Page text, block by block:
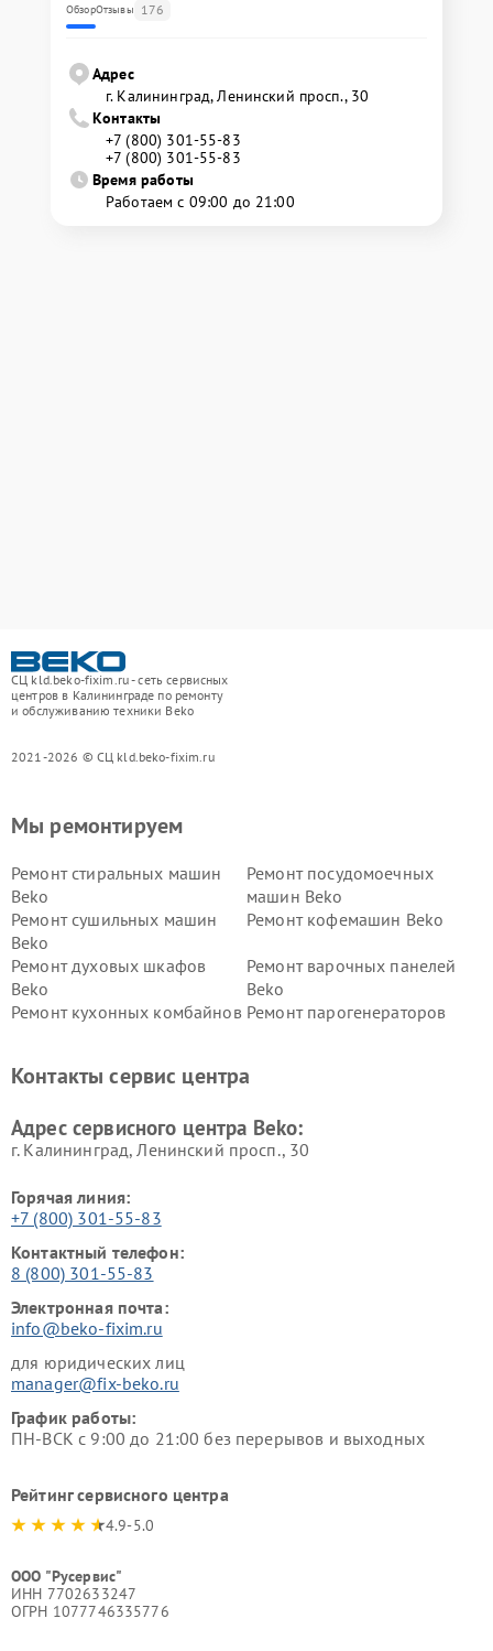
ОбзорОтзывы 176
Адрес
г. Калининград, Ленинский просп., 30
Контакты
+7 (800) 301-55-83
+7 (800) 301-55-83
Время работы
Работаем с 09:00 до 21:00
СЦ kld.beko-fixim.ru - сеть сервисных
центров в Калининграде по ремонту
и обслуживанию техники Beko
2021-2026 © СЦ kld.beko-fixim.ru
Мы ремонтируем
Ремонт стиральных машин
Beko
Ремонт посудомоечных
машин Beko
Ремонт сушильных машин
Beko
Ремонт кофемашин Beko
Ремонт духовых шкафов
Beko
Ремонт варочных панелей
Beko
Ремонт кухонных комбайнов Ремонт парогенераторов
Ремонт холодильников Beko Ремонт морозильных камер
Контакты сервис центра
Адрес сервисного центра Beko:
г. Калининград, Ленинский просп., 30
Горячая линия:
+7 (800) 301-55-83
Контактный телефон:
8 (800) 301-55-83
Электронная почта:
info@beko-fixim.ru
для юридических лиц
manager@fix-beko.ru
График работы:
ПН-ВСК с 9:00 до 21:00 без перерывов и выходных
Рейтинг сервисного центра
4.9-5.0
ООО "Русервис"
ИНН 7702633247
ОГРН 1077746335776